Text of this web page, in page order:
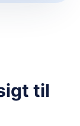
til